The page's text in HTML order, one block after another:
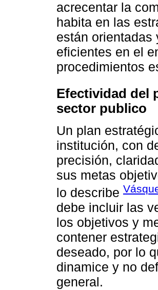
acrecentar la
habita en las
están
eficientes en el
procedimientos
Efectividad del
sector publico
Un plan
institución, con
precisión,
sus metas
lo describe
debe incluir las
los objetivos y
contener
deseado, por lo
dinamice y no
general.